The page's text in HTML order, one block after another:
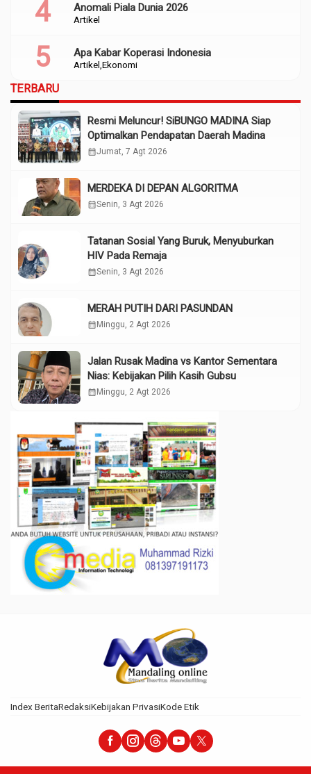
Artikel
Anomali Piala Dunia 2026
Artikel Ekonomi
Apa Kabar Koperasi Indonesia
TERBARU
Resmi Meluncur! SiBUNGO MADINA Siap
Optimalkan Pendapatan Daerah Madina
calendar_monthJumat, 7 Agt 2026
MERDEKA DI DEPAN ALGORITMA
calendar_monthSenin, 3 Agt 2026
Tatanan Sosial Yang Buruk, Menyuburkan
HIV Pada Remaja
calendar_monthSenin, 3 Agt 2026
MERAH PUTIH DARI PASUNDAN
calendar_monthMinggu, 2 Agt 2026
Jalan Rusak Madina vs Kantor Sementara
Nias: Kebijakan Pilih Kasih Gubsu
calendar_monthMinggu, 2 Agt 2026
Index BeritaRedaksiKebijakan PrivasiKode Etik